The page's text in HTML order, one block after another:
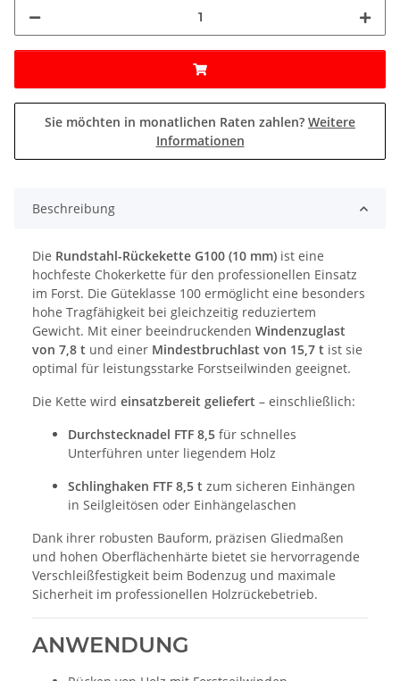
Sie möchten in monatlichen Raten zahlen? Weitere
Informationen
Beschreibung
Die Rundstahl-Rückekette G100 (10 mm) ist eine
hochfeste Chokerkette für den professionellen Einsatz
im Forst. Die Güteklasse 100 ermöglicht eine besonders
hohe Tragfähigkeit bei gleichzeitig reduziertem
Gewicht. Mit einer beeindruckenden Windenzuglast
von 7,8 t und einer Mindestbruchlast von 15,7 t ist sie
optimal für leistungsstarke Forstseilwinden geeignet.
Die Kette wird einsatzbereit geliefert – einschließlich:
Durchstecknadel FTF 8,5 für schnelles
Unterführen unter liegendem Holz
Schlinghaken FTF 8,5 t zum sicheren Einhängen
in Seilgleitösen oder Einhängelaschen
Dank ihrer robusten Bauform, präzisen Gliedmaßen
und hohen Oberflächenhärte bietet sie hervorragende
Verschleißfestigkeit beim Bodenzug und maximale
Sicherheit im professionellen Holzrückebetrieb.
ANWENDUNG